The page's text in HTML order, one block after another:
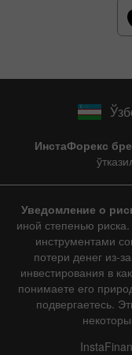
ИнстаФорекс
Уведомление о
иной степенью
инструментами
потери денег из-
инвестирования в
понимаете его
подвергаетесь.